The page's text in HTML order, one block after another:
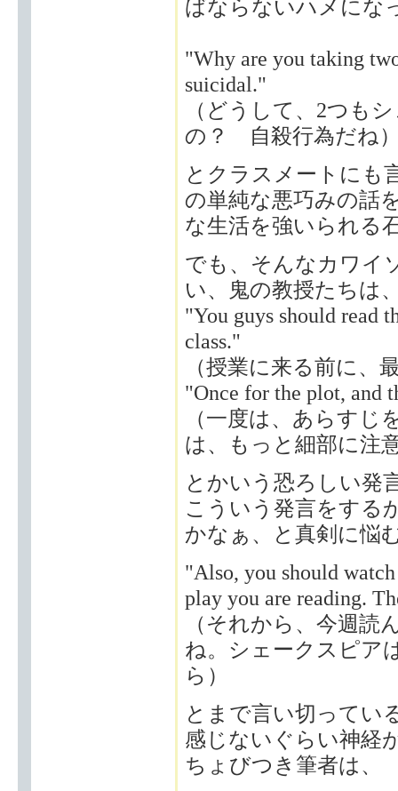
ばならないハメにな
"Why are you taking
suicidal."
（どうして、2つも
の？ 自殺行為だね
とクラスメートにも
の単純な悪巧みの話
な生活を強いられる
でも、そんなカワイ
い、鬼の教授たちは
"You guys should read
class."
（授業に来る前に、
"Once for the plot, and
（一度は、あらすじ
は、もっと細部に注
とかいう恐ろしい発
こういう発言をする
かなぁ、と真剣に
"Also, you should
play you are reading.
（それから、今週読
ね。シェークスピア
ら）
とまで言い切ってい
感じないぐらい神経
ちょびつき筆者は、